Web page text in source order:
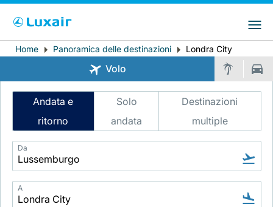
LuxairTours
Paese di residenza Preferred language
Italiano
Breadcrumb
Home Panoramica delle destinazioni Londra City
Volo
Intelligent
Search
Andata e
ritorno
Solo
andata
Destinazioni
multiple
Da
A